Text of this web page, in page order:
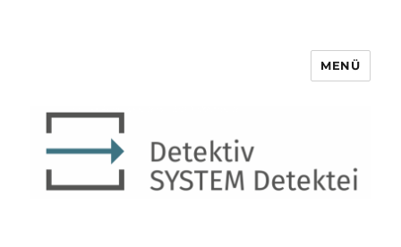
Detektiv SYSTEM Detektei ®
MENÜ